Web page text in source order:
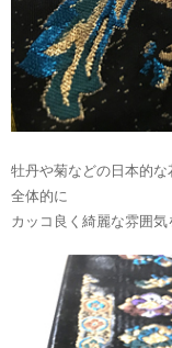
牡丹や菊などの日本的
全体的に
カッコ良く綺麗な雰囲気